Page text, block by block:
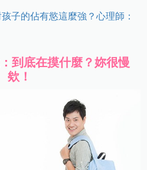
子的佔有慾這麼強？心理師：
到底在摸什麼？妳很慢
欸！